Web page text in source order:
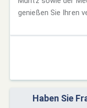
genießen Sie Ihren
Haben Sie